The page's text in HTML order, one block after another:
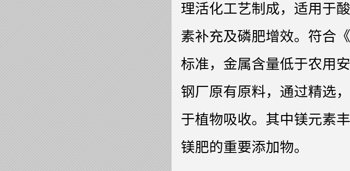
理活化工艺制成，适用于
素补充及磷肥增效。符合
标准，金属含量低于农用
钢厂原有原料，通过精选
于植物吸收。其中镁元素
镁肥的重要添加物。